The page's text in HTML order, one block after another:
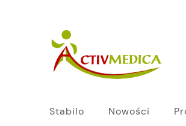
Stabilo Nowości